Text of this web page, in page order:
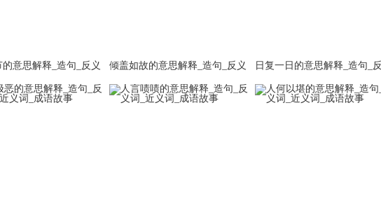
意思解释_造句_反义
_成语故事
倾盖如故的意思解释_造句_反义
词_近义词_成语故事
日复一日的意思解释_造句_
词_近义词_成语故事